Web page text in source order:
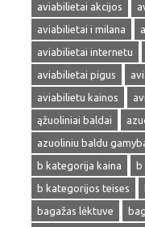
aviabilietai akcijos
aviabilietai i milana
aviabilietai internetu
aviabilietai pigus
aviabilietu kainos
ąžuoliniai baldai
azuoliniu baldu
b kategorija kaina
b kategorijos teises
bagažas lėktuve